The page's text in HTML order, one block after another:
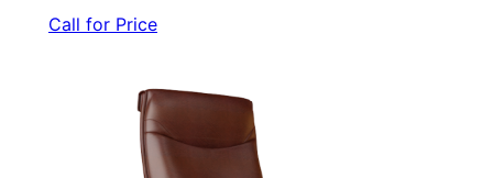
Call for Price